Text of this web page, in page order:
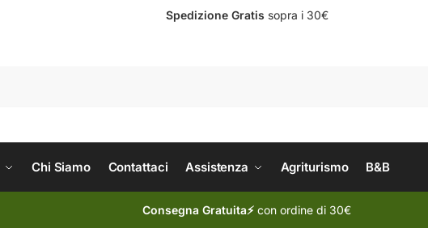
Spedizione Gratis sopra i 30€
Chi Siamo Contattaci Assistenza Agriturismo B&B
Consegna Gratuita⚡ con ordine di 30€